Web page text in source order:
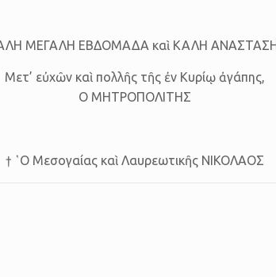
ΜΕΓΑΛΗ ΕΒΔΟΜΑΔΑ καὶ ΚΑΛΗ
Μετ’ εὐχῶν καὶ πολλῆς τῆς ἐν Κυρίῳ ἀγάπης,
Ο ΜΗΤΡΟΠΟΛΙΤΗΣ
† ῾Ο Μεσογαίας καὶ Λαυρεωτικῆς ΝΙΚΟΛΑΟΣ